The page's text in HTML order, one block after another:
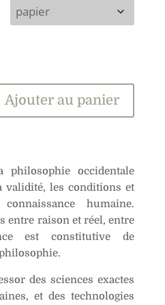
Ajouter au panier
e
t
i
v
e
:
philosophie occidentale
validité, les conditions et
humaine.
entre raison et réel, entre
est constitutive de
des sciences exactes
et des technologies